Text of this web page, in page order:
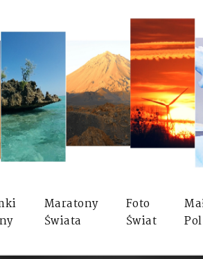
Maratony
Świata
Foto
Świat